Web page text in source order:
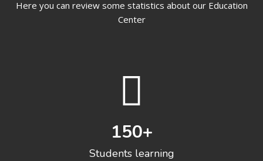
Here you can review some statistics about our Education
Center
150+
Students learning